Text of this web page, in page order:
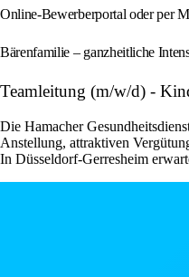
Online‑Bewerberportal oder per
Bärenfamilie – ganzheitliche
Teamleitung (m/w/d) -
Die Hamacher
Anstellung, attraktiven
In Düsseldorf-Gerresheim